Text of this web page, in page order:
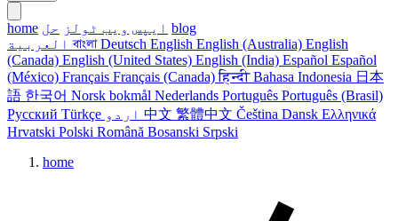
home ایپس ویب ٹولز حل
blog
العربيةবাংলাDeutsch English English (Australia) English
(Canada) English (United States) English (India) Español Español
(México) Français Français (Canada)हिन्दीBahasa Indonesia 日本
語 한국어 Norsk bokmål Nederlands Português Português (Brasil)
Русский Türkçe 中文 繁體中文 Čeština Dansk Ελληνικά
Hrvatski Polski Română Bosanski Srpski
home